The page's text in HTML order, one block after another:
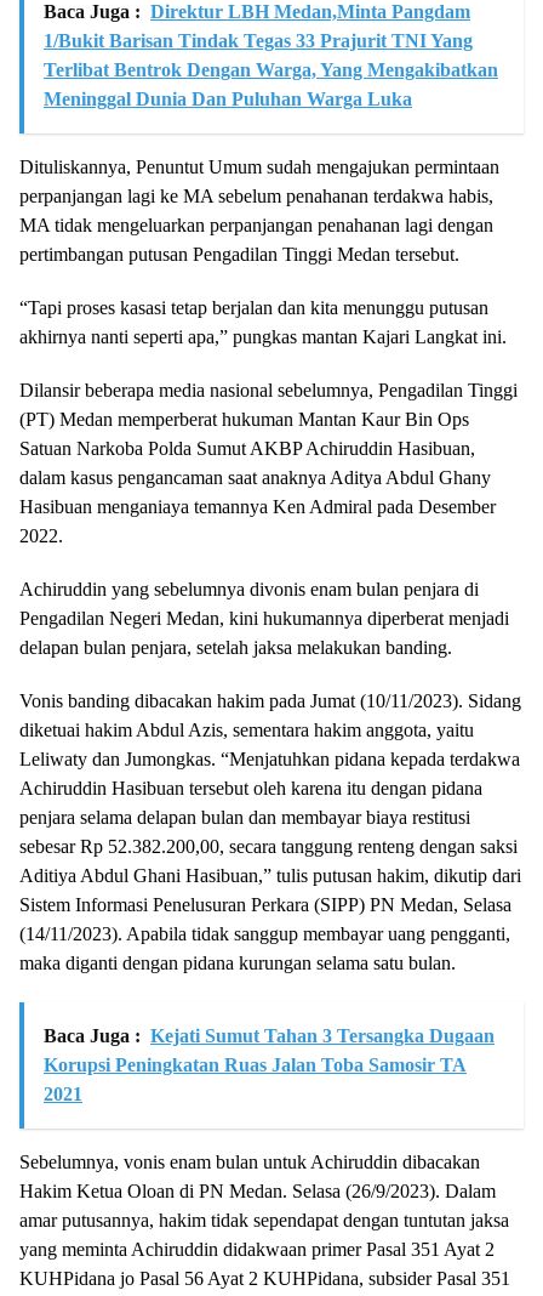
Baca Juga : Direktur LBH Medan,Minta Pangdam
1/Bukit Barisan Tindak Tegas 33 Prajurit TNI Yang
Terlibat Bentrok Dengan Warga, Yang Mengakibatkan
Meninggal Dunia Dan Puluhan Warga Luka
Dituliskannya, Penuntut Umum sudah mengajukan permintaan
perpanjangan lagi ke MA sebelum penahanan terdakwa habis,
MA tidak mengeluarkan perpanjangan penahanan lagi dengan
pertimbangan putusan Pengadilan Tinggi Medan tersebut.
“Tapi proses kasasi tetap berjalan dan kita menunggu putusan
akhirnya nanti seperti apa,” pungkas mantan Kajari Langkat ini.
Dilansir beberapa media nasional sebelumnya, Pengadilan Tinggi
(PT) Medan memperberat hukuman Mantan Kaur Bin Ops
Satuan Narkoba Polda Sumut AKBP Achiruddin Hasibuan,
dalam kasus pengancaman saat anaknya Aditya Abdul Ghany
Hasibuan menganiaya temannya Ken Admiral pada Desember
2022.
Achiruddin yang sebelumnya divonis enam bulan penjara di
Pengadilan Negeri Medan, kini hukumannya diperberat menjadi
delapan bulan penjara, setelah jaksa melakukan banding.
Vonis banding dibacakan hakim pada Jumat (10/11/2023). Sidang
diketuai hakim Abdul Azis, sementara hakim anggota, yaitu
Leliwaty dan Jumongkas. “Menjatuhkan pidana kepada terdakwa
Achiruddin Hasibuan tersebut oleh karena itu dengan pidana
penjara selama delapan bulan dan membayar biaya restitusi
sebesar Rp 52.382.200,00, secara tanggung renteng dengan saksi
Aditiya Abdul Ghani Hasibuan,” tulis putusan hakim, dikutip dari
Sistem Informasi Penelusuran Perkara (SIPP) PN Medan, Selasa
(14/11/2023). Apabila tidak sanggup membayar uang pengganti,
maka diganti dengan pidana kurungan selama satu bulan.
Baca Juga : Kejati Sumut Tahan 3 Tersangka Dugaan
Korupsi Peningkatan Ruas Jalan Toba Samosir TA
2021
Sebelumnya, vonis enam bulan untuk Achiruddin dibacakan
Hakim Ketua Oloan di PN Medan. Selasa (26/9/2023). Dalam
amar putusannya, hakim tidak sependapat dengan tuntutan jaksa
yang meminta Achiruddin didakwaan primer Pasal 351 Ayat 2
KUHPidana jo Pasal 56 Ayat 2 KUHPidana, subsider Pasal 351